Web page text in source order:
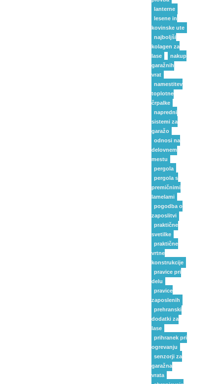
lanterne
lesene in
kovinske ute
najboljši
kolagen za
lase
nakup
garažnih
vrat
namestitev
toplotne
črpalke
napredni
sistemi za
garažo
odnosi na
delovnem
mestu
pergola
pergola s
premičnimi
lamelami
pogodba o
zaposlitvi
praktične
svetilke
praktične
vrtne
konstrukcije
pravice pri
delu
pravice
zaposlenih
prehranski
dodatki za
lase
prihranek pri
ogrevanju
senzorji za
garažna
vrata